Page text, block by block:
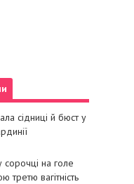
сідниці й бюст у
сорочці на голе
третю вагітність